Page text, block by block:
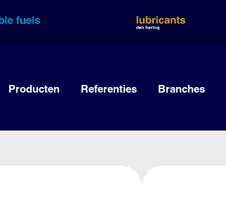
Producten Referenties Branches